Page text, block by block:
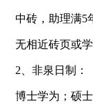
中砖 ，助理满5
无相近砖页或
2 、非泉 日制：
博士学为 ；硕士